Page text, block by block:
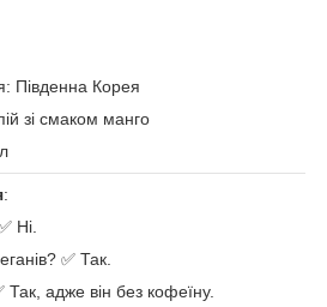
Південна Корея
зі смаком манго
:
Ні.
✅ Так.
адже він без кофеїну.